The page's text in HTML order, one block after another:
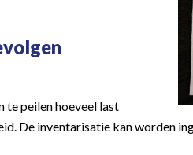
te peilen hoeveel last
De inventarisatie kan worden